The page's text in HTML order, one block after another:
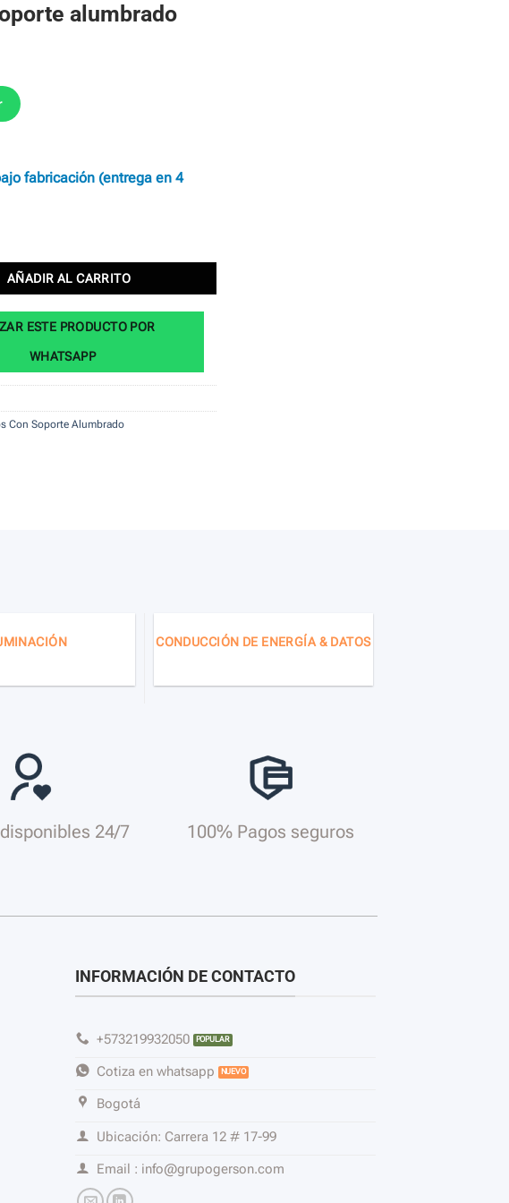
alumbrado
fabricación (entrega en 4
AÑADIR AL CARRITO
ESTE PRODUCTO POR
WHATSAPP
Con Soporte Alumbrado
CONDUCCIÓN DE ENERGÍA & DATOS
24/7 100% Pagos seguros
INFORMACIÓN DE CONTACTO
+573219932050
Cotiza en whatsapp
Bogotá
Ubicación: Carrera 12 # 17-99
Email : info@grupogerson.com